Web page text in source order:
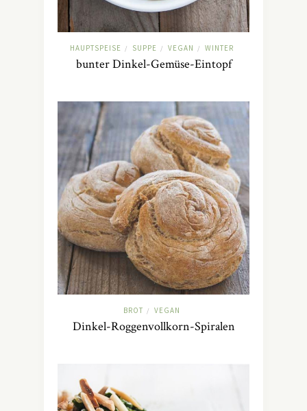
HAUPTSPEISE / SUPPE / VEGAN / WINTER
bunter Dinkel-Gemüse-Eintopf
BROT / VEGAN
Dinkel-Roggenvollkorn-Spiralen